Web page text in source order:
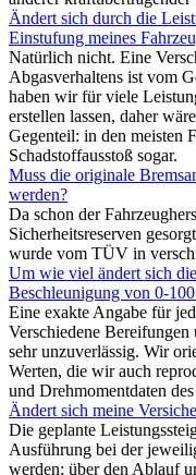
Ändert sich durch die
Einstufung meines
Natürlich nicht. Eine
Abgasverhaltens ist vom
haben wir für viele
erstellen lassen, daher
Gegenteil: in den meisten
Schadstoffausstoß sogar.
Muss die originale
werden?
Da schon der
Sicherheitsreserven
wurde vom TÜV in
Um wie viel ändert sich
Beschleunigung von 0-
Eine exakte Angabe für
Verschiedene Bereifungen
sehr unzuverlässig. Wir
Werten, die wir auch
und Drehmomentdaten
Ändert sich meine
Die geplante
Ausführung bei der
werden; über den Ablauf